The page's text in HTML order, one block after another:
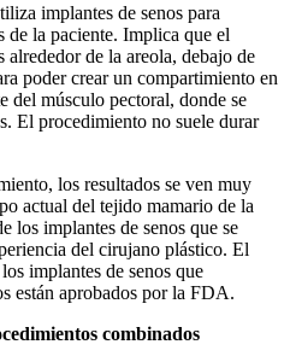
implantes de senos para
de la paciente. Implica que el
de la areola, debajo de
poder crear un compartimiento en
del músculo pectoral, donde se
El procedimiento no suele durar
los resultados se ven muy
actual del tejido mamario de la
los implantes de senos que se
del cirujano plástico. El
implantes de senos que
están aprobados por la FDA.
combinados